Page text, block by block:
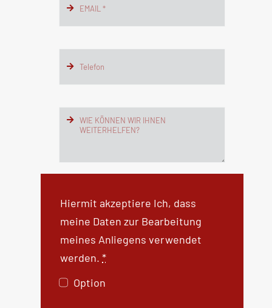
Hiermit akzeptiere Ich, dass
meine Daten zur Bearbeitung
meines Anliegens verwendet
werden.*
Option